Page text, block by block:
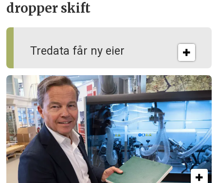
Tredata får ny eier
dropper skift